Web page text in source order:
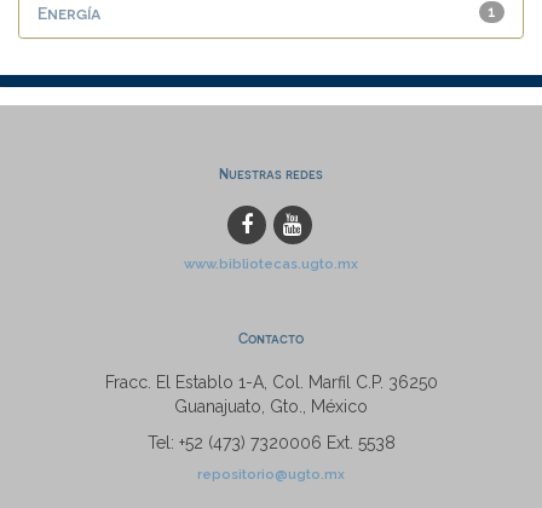
1
Energía
Nuestras redes
www.bibliotecas.ugto.mx
Contacto
Fracc. El Establo 1-A, Col. Marfil C.P. 36250
Guanajuato, Gto., México
Tel: +52 (473) 7320006 Ext. 5538
repositorio@ugto.mx